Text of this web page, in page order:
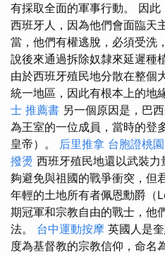
有採取全面的軍事行動。 因
西班牙人，因為他們會面臨天
當，他們有權逃脫，必須受洗
說後來通過拆除奴隸來延遲種
由於西班牙殖民地分散在整個
統一地區，因此有根本上的地
士 推薦書 另一個原因是，巴
為王室的一位成員，當時的登
皇帝）。 后里推拿 台胞證桃園
撥燙 西班牙殖民地還以武裝
夠避免與祖國的戰爭衝突，但
年輕的土地所有者佩恩勳爵（
期冠軍和宗教自由的戰士，他
法。 台中運動按摩 英國人是
度為基督教的宗教信仰，命名